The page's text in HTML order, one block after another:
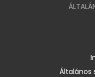
Általános